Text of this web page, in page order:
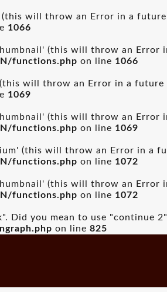
will throw an Error in a
1066
(this will throw an Error
functions.php on line 1066
will throw an Error in a future
1069
(this will throw an Error
functions.php on line 1069
(this will throw an Error in a
functions.php on line 1072
(this will throw an Error
functions.php on line 1072
Did you mean to use "continue
on line 825